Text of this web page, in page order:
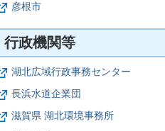
彦根市
行政機関等
湖北広域行政事務センター
長浜水道企業団
滋賀県 湖北環境事務所